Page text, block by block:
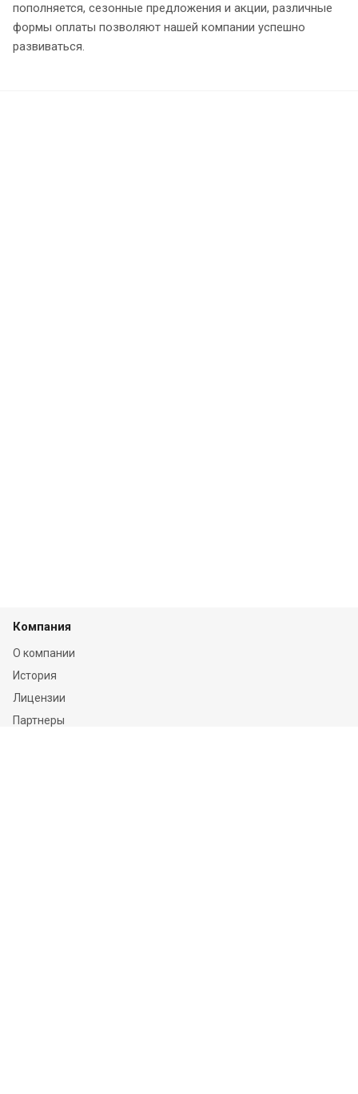
пополняется, сезонные предложения и акции, различные
формы оплаты позволяют нашей компании успешно
развиваться.
Компания
О компании
История
Лицензии
Партнеры